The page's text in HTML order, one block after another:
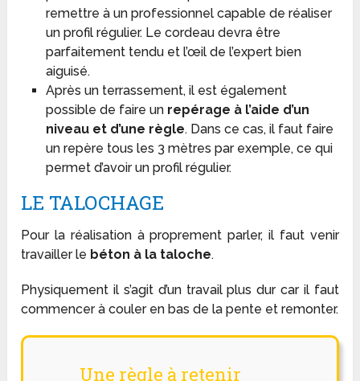
remettre à un professionnel capable de réaliser
un profil régulier. Le cordeau devra être
parfaitement tendu et l’œil de l’expert bien
aiguisé.
Après un terrassement, il est également
possible de faire un repérage à l’aide d’un
niveau et d’une règle. Dans ce cas, il faut faire
un repère tous les 3 mètres par exemple, ce qui
permet d’avoir un profil régulier.
LE TALOCHAGE
Pour la réalisation à proprement parler, il faut venir
travailler le béton à la taloche.
Physiquement il s’agit d’un travail plus dur car il faut
commencer à couler en bas de la pente et remonter.
Une règle à retenir